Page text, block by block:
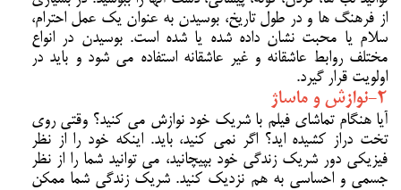
از فرهنگ ها و در طول تاریخ، بوسیدن به عنوان یک عمل احترام،
سلام یا محبت نشان داده شده یا شده است. بوسیدن در انواع
مختلف روابط عاشقانه و غیر عاشقانه استفاده می شود و باید در
اولویت قرار گیرد.
2-نوازش و ماساژ
آیا هنگام تماشای فیلم با شریک خود نوازش می کنید؟ وقتی روی
تخت دراز کشیده اید؟ اگر نمی کنید، باید. اینکه خود را از نظر
فیزیکی دور شریک زندگی خود بپیچانید، می توانید شما را از نظر
جسمی و احساسی به هم نزدیک کنید. شریک زندگی شما ممکن